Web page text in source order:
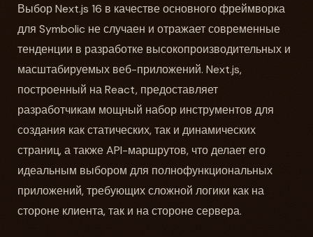
Выбор Next.js 16 в качестве основного фреймворка
для Symbolic не случаен и отражает современные
тенденции в разработке высокопроизводительных и
масштабируемых веб-приложений. Next.js,
построенный на React, предоставляет
разработчикам мощный набор инструментов для
создания как статических, так и динамических
страниц, а также API-маршрутов, что делает его
идеальным выбором для полнофункциональных
приложений, требующих сложной логики как на
стороне клиента, так и на стороне сервера.